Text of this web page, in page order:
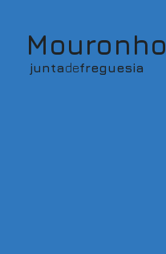
Mouronho
juntadefreguesia